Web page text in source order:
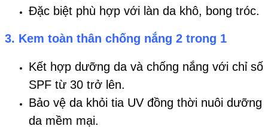
Đặc biệt phù hợp với làn da khô, bong tróc.
3. Kem toàn thân chống nắng 2 trong 1
Kết hợp dưỡng da và chống nắng với chỉ số
SPF từ 30 trở lên.
Bảo vệ da khỏi tia UV đồng thời nuôi dưỡng
da mềm mại.